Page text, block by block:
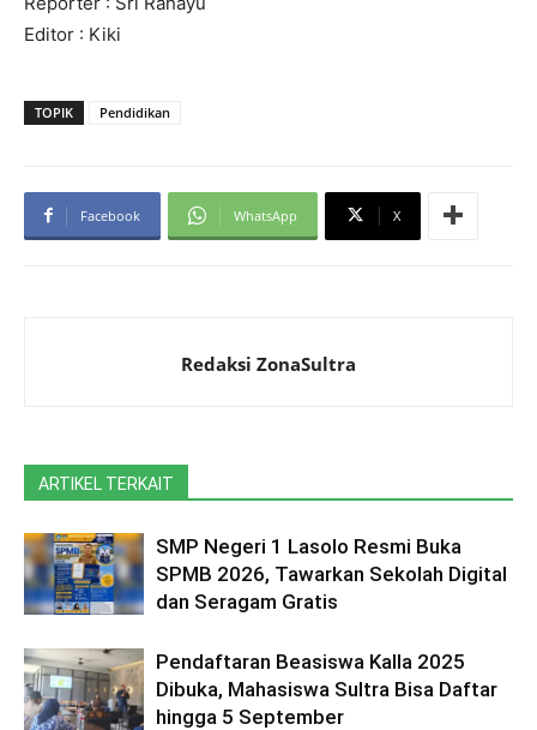
Editor : Kiki
TOPIK Pendidikan
Facebook WhatsApp X
Redaksi ZonaSultra
ARTIKEL TERKAIT
SMP Negeri 1 Lasolo Resmi Buka
SPMB 2026, Tawarkan Sekolah Digital
dan Seragam Gratis
Pendaftaran Beasiswa Kalla 2025
Dibuka, Mahasiswa Sultra Bisa Daftar
hingga 5 September